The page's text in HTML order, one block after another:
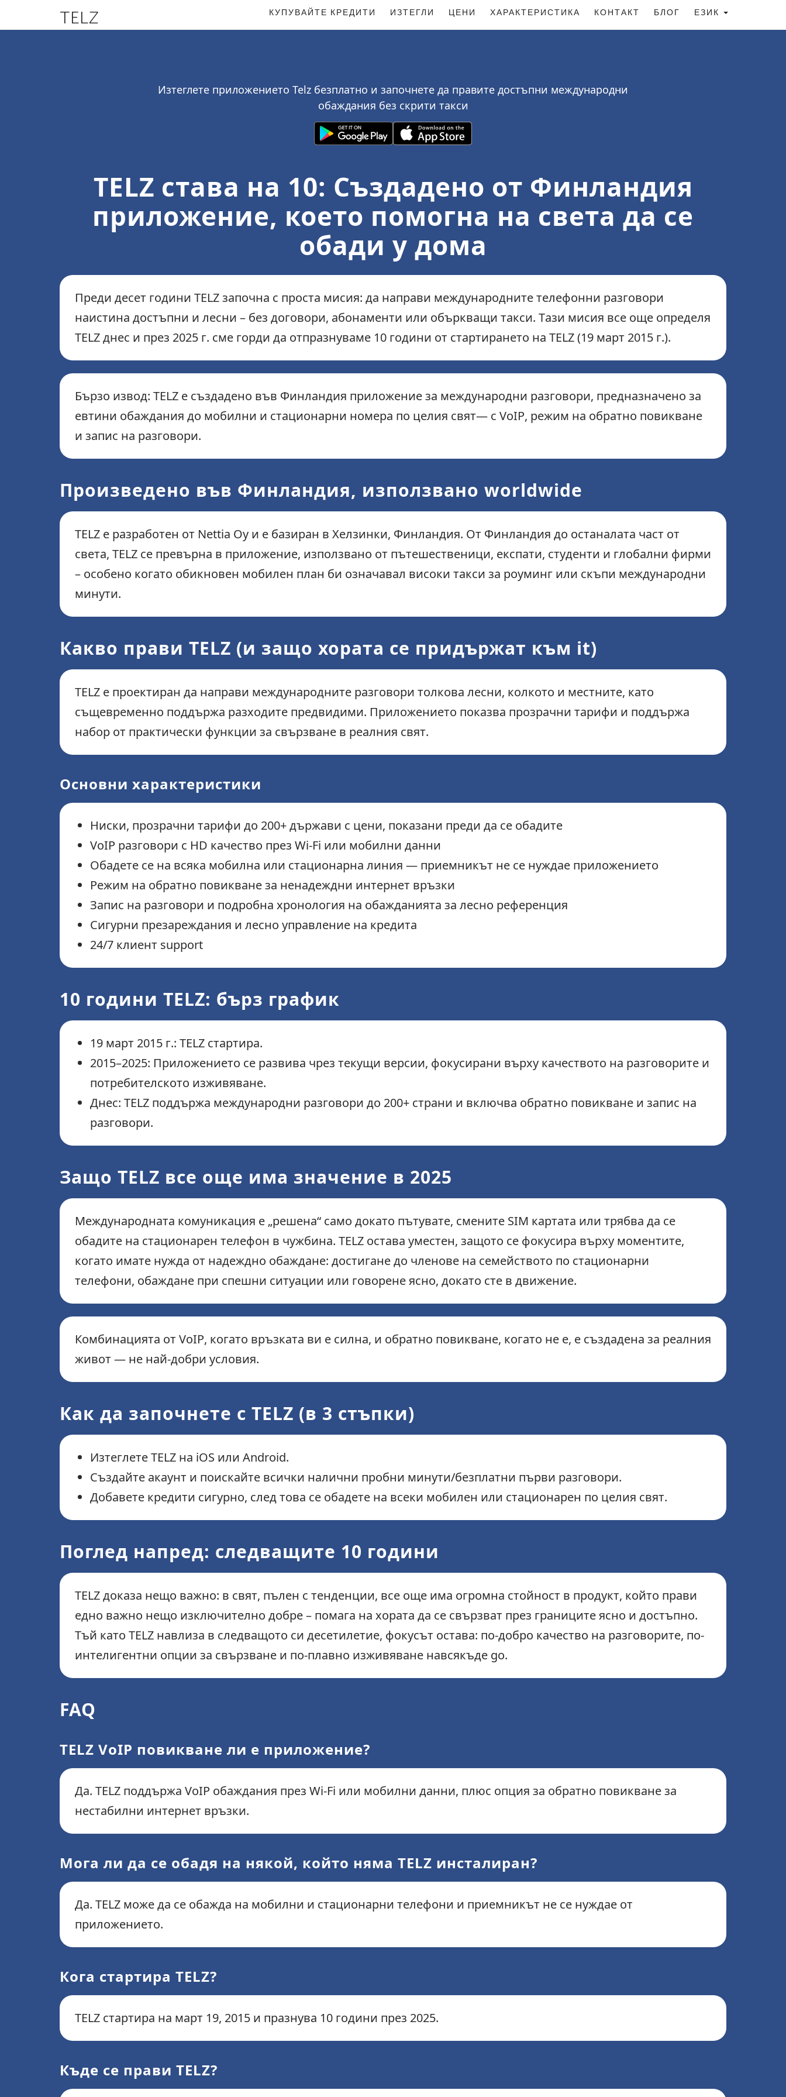
TELZ КУПУВАЙТЕ КРЕДИТИ ИЗТЕГЛИ ЦЕНИ ХАРАКТЕРИСТИКА КОНТАКТ БЛОГ ЕЗИК
Изтеглете приложението Telz безплатно и започнете да правите достъпни международни
обаждания без скрити такси
TELZ става на 10: Създадено от Финландия
приложение, което помогна на света да се
обади у дома
Преди десет години TELZ започна с проста мисия: да направи международните телефонни разговори
наистина достъпни и лесни – без договори, абонаменти или объркващи такси. Тази мисия все още определя
TELZ днес и през 2025 г. сме горди да отпразнуваме 10 години от стартирането на TELZ (19 март 2015 г.).
Бързо извод: TELZ е създадено във Финландия приложение за международни разговори, предназначено за
евтини обаждания до мобилни и стационарни номера по целия свят— с VoIP, режим на обратно повикване
и запис на разговори.
Произведено във Финландия, използвано worldwide
TELZ е разработен от Nettia Oy и е базиран в Хелзинки, Финландия. От Финландия до останалата част от
света, TELZ се превърна в приложение, използвано от пътешественици, експати, студенти и глобални фирми
– особено когато обикновен мобилен план би означавал високи такси за роуминг или скъпи международни
минути.
Какво прави TELZ (и защо хората се придържат към it)
TELZ е проектиран да направи международните разговори толкова лесни, колкото и местните, като
същевременно поддържа разходите предвидими. Приложението показва прозрачни тарифи и поддържа
набор от практически функции за свързване в реалния свят.
Основни характеристики
Ниски, прозрачни тарифи до 200+ държави с цени, показани преди да се обадите
VoIP разговори с HD качество през Wi-Fi или мобилни данни
Обадете се на всяка мобилна или стационарна линия — приемникът не се нуждае приложението
Режим на обратно повикване за ненадеждни интернет връзки
Запис на разговори и подробна хронология на обажданията за лесно референция
Сигурни презареждания и лесно управление на кредита
24/7 клиент support
10 години TELZ: бърз график
19 март 2015 г.: TELZ стартира.
2015–2025: Приложението се развива чрез текущи версии, фокусирани върху качеството на разговорите и
потребителското изживяване.
Днес: TELZ поддържа международни разговори до 200+ страни и включва обратно повикване и запис на
разговори.
Защо TELZ все още има значение в 2025
Международната комуникация е „решена“ само докато пътувате, смените SIM картата или трябва да се
обадите на стационарен телефон в чужбина. TELZ остава уместен, защото се фокусира върху моментите,
когато имате нужда от надеждно обаждане: достигане до членове на семейството по стационарни
телефони, обаждане при спешни ситуации или говорене ясно, докато сте в движение.
Комбинацията от VoIP, когато връзката ви е силна, и обратно повикване, когато не е, е създадена за реалния
живот — не най-добри условия.
Как да започнете с TELZ (в 3 стъпки)
Изтеглете TELZ на iOS или Android.
Създайте акаунт и поискайте всички налични пробни минути/безплатни първи разговори.
Добавете кредити сигурно, след това се обадете на всеки мобилен или стационарен по целия свят.
Поглед напред: следващите 10 години
TELZ доказа нещо важно: в свят, пълен с тенденции, все още има огромна стойност в продукт, който прави
едно важно нещо изключително добре – помага на хората да се свързват през границите ясно и достъпно.
Тъй като TELZ навлиза в следващото си десетилетие, фокусът остава: по-добро качество на разговорите, по-
интелигентни опции за свързване и по-плавно изживяване навсякъде go.
FAQ
TELZ VoIP повикване ли е приложение?
Да. TELZ поддържа VoIP обаждания през Wi-Fi или мобилни данни, плюс опция за обратно повикване за
нестабилни интернет връзки.
Мога ли да се обадя на някой, който няма TELZ инсталиран?
Да. TELZ може да се обажда на мобилни и стационарни телефони и приемникът не се нуждае от
приложението.
Кога стартира TELZ?
TELZ стартира на март 19, 2015 и празнува 10 години през 2025.
Къде се прави TELZ?